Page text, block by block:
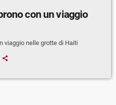
con un viaggio
viaggio nelle grotte di Haiti